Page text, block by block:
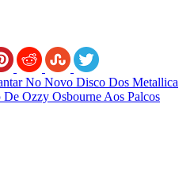
No Novo Disco Dos Metallica
Ozzy Osbourne Aos Palcos